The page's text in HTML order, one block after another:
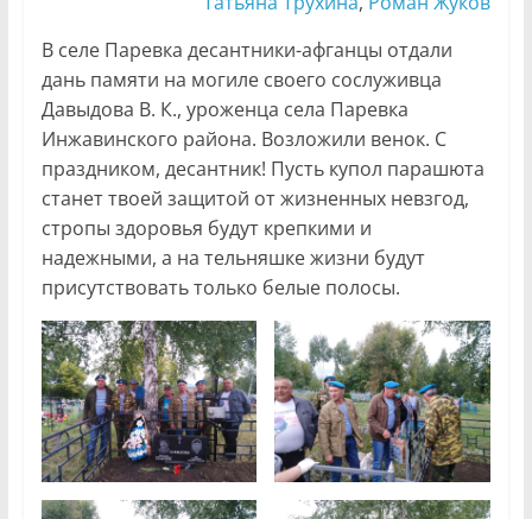
В селе Паревка десантники-афганцы отдали
дань памяти на могиле своего сослуживца
Давыдова В. К., уроженца села Паревка
Инжавинского района. Возложили венок. С
праздником, десантник! Пусть купол парашюта
станет твоей защитой от жизненных невзгод,
стропы здоровья будут крепкими и
надежными, а на тельняшке жизни будут
присутствовать только белые полосы.